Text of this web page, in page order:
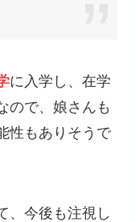
に入学し、在学
ので、娘さんも
性もありそうで
、今後も注視し